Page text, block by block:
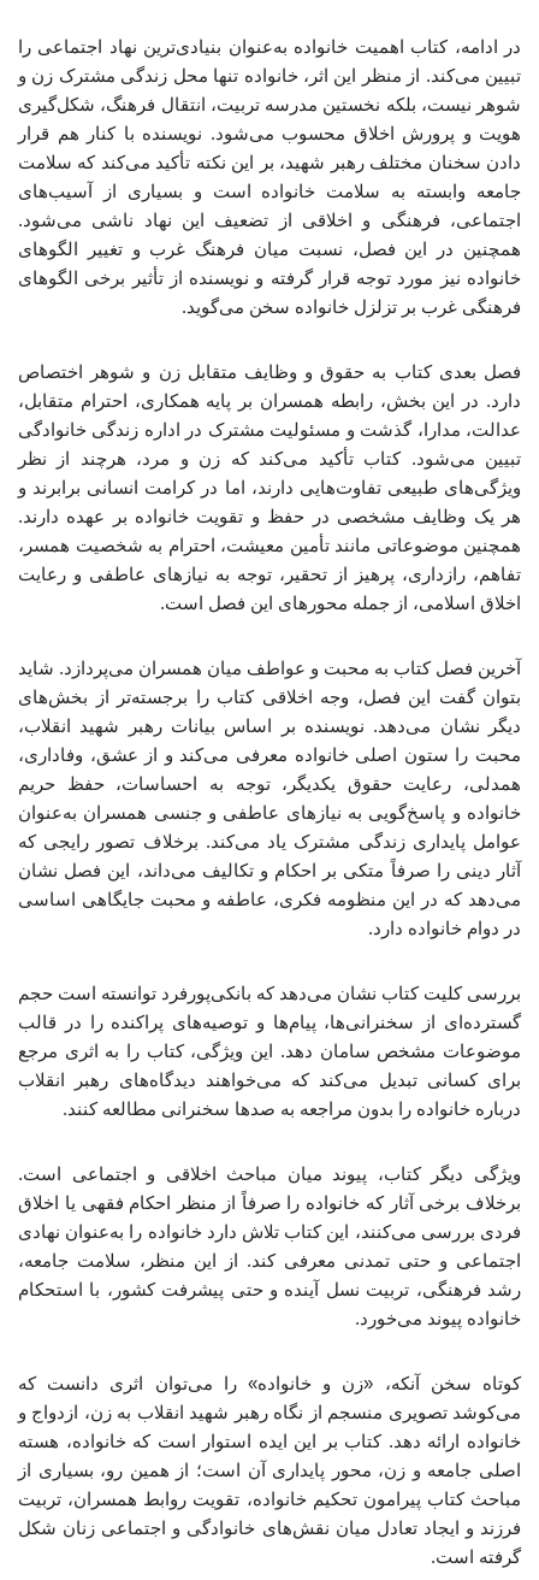
در ادامه، کتاب اهمیت خانواده به‌عنوان بنیادی‌ترین نهاد اجتماعی را
تبیین می‌کند. از منظر این اثر، خانواده تنها محل زندگی مشترک زن و
شوهر نیست، بلکه نخستین مدرسه تربیت، انتقال فرهنگ، شکل‌گیری
هویت و پرورش اخلاق محسوب می‌شود. نویسنده با کنار هم قرار
دادن سخنان مختلف رهبر شهید، بر این نکته تأکید می‌کند که سلامت
جامعه وابسته به سلامت خانواده است و بسیاری از آسیب‌های
اجتماعی، فرهنگی و اخلاقی از تضعیف این نهاد ناشی می‌شود.
همچنین در این فصل، نسبت میان فرهنگ غرب و تغییر الگوهای
خانواده نیز مورد توجه قرار گرفته و نویسنده از تأثیر برخی الگوهای
فرهنگی غرب بر تزلزل خانواده سخن می‌گوید.
فصل بعدی کتاب به حقوق و وظایف متقابل زن و شوهر اختصاص
دارد. در این بخش، رابطه همسران بر پایه همکاری، احترام متقابل،
عدالت، مدارا، گذشت و مسئولیت مشترک در اداره زندگی خانوادگی
تبیین می‌شود. کتاب تأکید می‌کند که زن و مرد، هرچند از نظر
ویژگی‌های طبیعی تفاوت‌هایی دارند، اما در کرامت انسانی برابرند و
هر یک وظایف مشخصی در حفظ و تقویت خانواده بر عهده دارند.
همچنین موضوعاتی مانند تأمین معیشت، احترام به شخصیت همسر،
تفاهم، رازداری، پرهیز از تحقیر، توجه به نیازهای عاطفی و رعایت
اخلاق اسلامی، از جمله محورهای این فصل است.
آخرین فصل کتاب به محبت و عواطف میان همسران می‌پردازد. شاید
بتوان گفت این فصل، وجه اخلاقی کتاب را برجسته‌تر از بخش‌های
دیگر نشان می‌دهد. نویسنده بر اساس بیانات رهبر شهید انقلاب،
محبت را ستون اصلی خانواده معرفی می‌کند و از عشق، وفاداری،
همدلی، رعایت حقوق یکدیگر، توجه به احساسات، حفظ حریم
خانواده و پاسخ‌گویی به نیازهای عاطفی و جنسی همسران به‌عنوان
عوامل پایداری زندگی مشترک یاد می‌کند. برخلاف تصور رایجی که
آثار دینی را صرفاً متکی بر احکام و تکالیف می‌داند، این فصل نشان
می‌دهد که در این منظومه فکری، عاطفه و محبت جایگاهی اساسی
در دوام خانواده دارد.
بررسی کلیت کتاب نشان می‌دهد که بانکی‌پورفرد توانسته است حجم
گسترده‌ای از سخنرانی‌ها، پیام‌ها و توصیه‌های پراکنده را در قالب
موضوعات مشخص سامان دهد. این ویژگی، کتاب را به اثری مرجع
برای کسانی تبدیل می‌کند که می‌خواهند دیدگاه‌های رهبر انقلاب
درباره خانواده را بدون مراجعه به صدها سخنرانی مطالعه کنند.
ویژگی دیگر کتاب، پیوند میان مباحث اخلاقی و اجتماعی است.
برخلاف برخی آثار که خانواده را صرفاً از منظر احکام فقهی یا اخلاق
فردی بررسی می‌کنند، این کتاب تلاش دارد خانواده را به‌عنوان نهادی
اجتماعی و حتی تمدنی معرفی کند. از این منظر، سلامت جامعه،
رشد فرهنگی، تربیت نسل آینده و حتی پیشرفت کشور، با استحکام
خانواده پیوند می‌خورد.
کوتاه سخن آنکه، «زن و خانواده» را می‌توان اثری دانست که
می‌کوشد تصویری منسجم از نگاه رهبر شهید انقلاب به زن، ازدواج و
خانواده ارائه دهد. کتاب بر این ایده استوار است که خانواده، هسته
اصلی جامعه و زن، محور پایداری آن است؛ از همین رو، بسیاری از
مباحث کتاب پیرامون تحکیم خانواده، تقویت روابط همسران، تربیت
فرزند و ایجاد تعادل میان نقش‌های خانوادگی و اجتماعی زنان شکل
گرفته است.